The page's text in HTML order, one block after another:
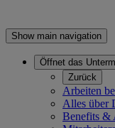
Show main navigation
Öffnet das
Zurück
Arbeiten
Alles über
Benefits &